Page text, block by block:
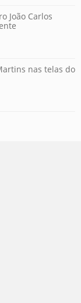
João Carlos
nas telas do